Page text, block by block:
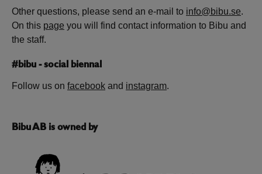
Other questions, please send an e-mail to info@bibu.se.
On this page you will find contact information to Bibu and
the staff.
#bibu - social biennal
Follow us on facebook and instagram.
Bibu AB is owned by